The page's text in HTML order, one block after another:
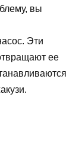
вы
Эти
ее